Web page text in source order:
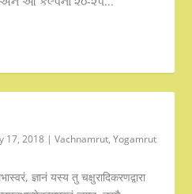
17, 2018 |Vachnamrut,Yogamrut
ज्ञानं यस्य तु चक्षुरादिकरणद्वारा